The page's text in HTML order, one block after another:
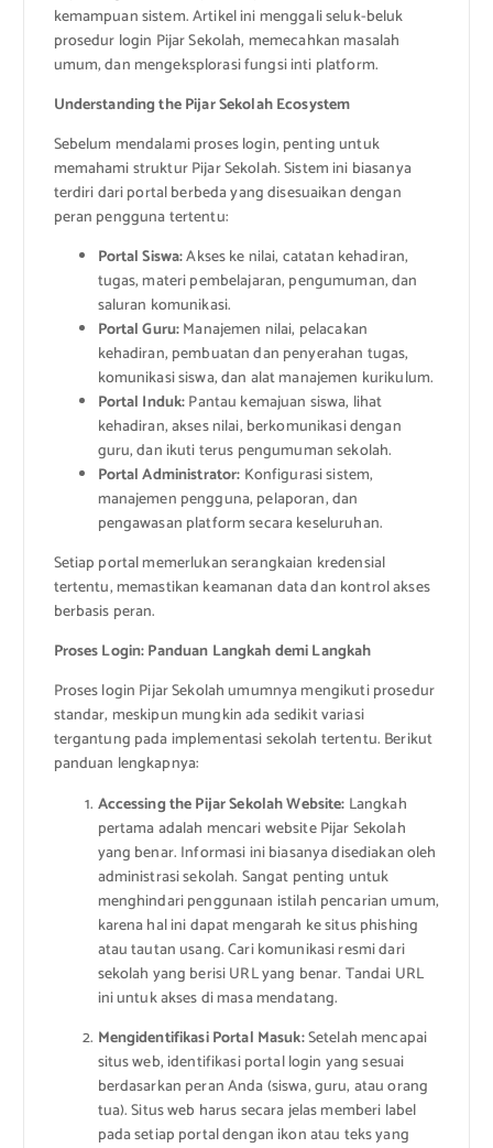
kemampuan sistem. Artikel ini menggali seluk-beluk
prosedur login Pijar Sekolah, memecahkan masalah
umum, dan mengeksplorasi fungsi inti platform.
Understanding the Pijar Sekolah Ecosystem
Sebelum mendalami proses login, penting untuk
memahami struktur Pijar Sekolah. Sistem ini biasanya
terdiri dari portal berbeda yang disesuaikan dengan
peran pengguna tertentu:
Portal Siswa:Akses ke nilai, catatan kehadiran,
tugas, materi pembelajaran, pengumuman, dan
saluran komunikasi.
Portal Guru:Manajemen nilai, pelacakan
kehadiran, pembuatan dan penyerahan tugas,
komunikasi siswa, dan alat manajemen kurikulum.
Portal Induk:Pantau kemajuan siswa, lihat
kehadiran, akses nilai, berkomunikasi dengan
guru, dan ikuti terus pengumuman sekolah.
Portal Administrator: Konfigurasi sistem,
manajemen pengguna, pelaporan, dan
pengawasan platform secara keseluruhan.
Setiap portal memerlukan serangkaian kredensial
tertentu, memastikan keamanan data dan kontrol akses
berbasis peran.
Proses Login: Panduan Langkah demi Langkah
Proses login Pijar Sekolah umumnya mengikuti prosedur
standar, meskipun mungkin ada sedikit variasi
tergantung pada implementasi sekolah tertentu. Berikut
panduan lengkapnya:
Accessing the Pijar Sekolah Website: Langkah
pertama adalah mencari website Pijar Sekolah
yang benar. Informasi ini biasanya disediakan oleh
administrasi sekolah. Sangat penting untuk
menghindari penggunaan istilah pencarian umum,
karena hal ini dapat mengarah ke situs phishing
atau tautan usang. Cari komunikasi resmi dari
sekolah yang berisi URL yang benar. Tandai URL
ini untuk akses di masa mendatang.
Mengidentifikasi Portal Masuk:Setelah mencapai
situs web, identifikasi portal login yang sesuai
berdasarkan peran Anda (siswa, guru, atau orang
tua). Situs web harus secara jelas memberi label
pada setiap portal dengan ikon atau teks yang